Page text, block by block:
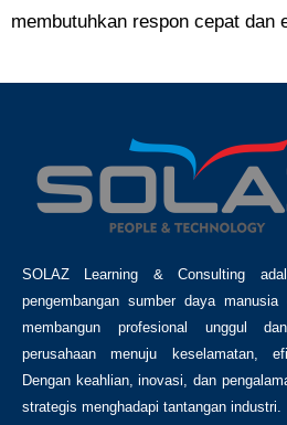
membutuhkan respon cepat dan
SOLAZ Learning & Consulting
pengembangan sumber daya
membangun profesional unggul
perusahaan menuju keselamatan,
Dengan keahlian, inovasi, dan
strategis menghadapi tantangan industri.